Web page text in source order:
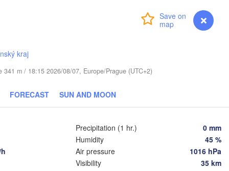
myVentusky Forecast
kraj
341 m / 18:15 2026/08/07, Europe/Prague (UTC+2)
FORECAST SUN AND MOON
Precipitation (1 hr.)
0 mm
Humidity
45 %
Air pressure
1016 hPa
Visibility
35 km
(Homieĺ)
Бабруйск
Чернігів
(Chernihiv)
(Mahilioŭ)
Старый
Курск
(Kursk)